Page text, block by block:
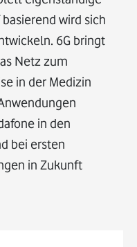
wird sich
6G bringt
Netz zum
in der Medizin
in den
bei ersten
in Zukunft